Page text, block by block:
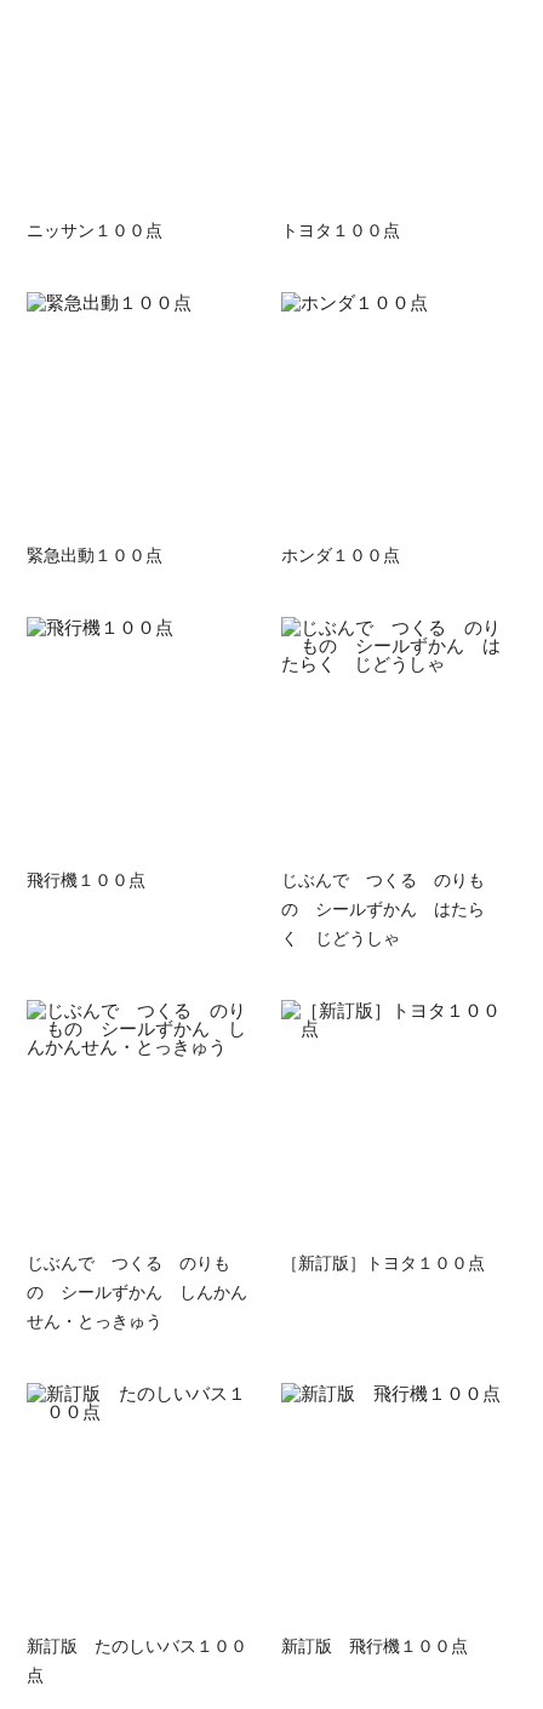
ニッサン１００点 トヨタ１００点
緊急出動１００点 ホンダ１００点
飛行機１００点
じぶんで つくる のりも
の シールずかん はたら
く じどうしゃ
じぶんで つくる のりも
の シールずかん しんかん
せん・とっきゅう
［新訂版］トヨタ１００点
新訂版 たのしいバス１００
点
新訂版 飛行機１００点